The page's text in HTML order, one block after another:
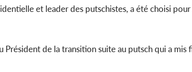
et leader des putschistes, a été choisi
Président de la transition suite au putsch qui a mis